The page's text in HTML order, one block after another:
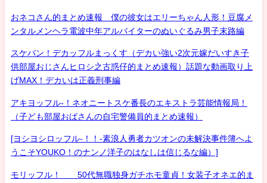
おネコさん的まとめ速報 僕の彼女はエリーちゃん人形！豆腐メ
ンタルメンヘラ電波中年アルバイターのぬいぐるみ男子末路編
スケバン！デカッフルまっくす（デカい強い2次元嫁だいすき子
供部屋おじさんヒロシ之古惑仔的まとめ速報）話題な動画取り上
げMAX！デカいは正義刑事編
アキヨッフル-！ネオニートスケ番長のエキストラ芸能情報局！
（子ども部屋おばさんの自宅警備員的まとめ速報）
[ヨシヨシロッフル-！！-素浪人勇者カツオンの未解決事件簿へよ
うこそYOUKO！のナンノ洋子のはなしは信じるな編）]
モリッフル！ 50代無職独身ガチホモ童貞！女装子オネエ的ま